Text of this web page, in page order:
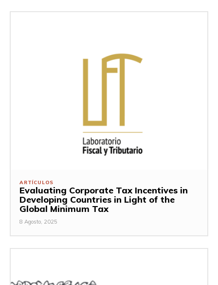
ARTÍCULOS
Evaluating Corporate Tax Incentives in
Developing Countries in Light of the
Global Minimum Tax
8 Agosto, 2025